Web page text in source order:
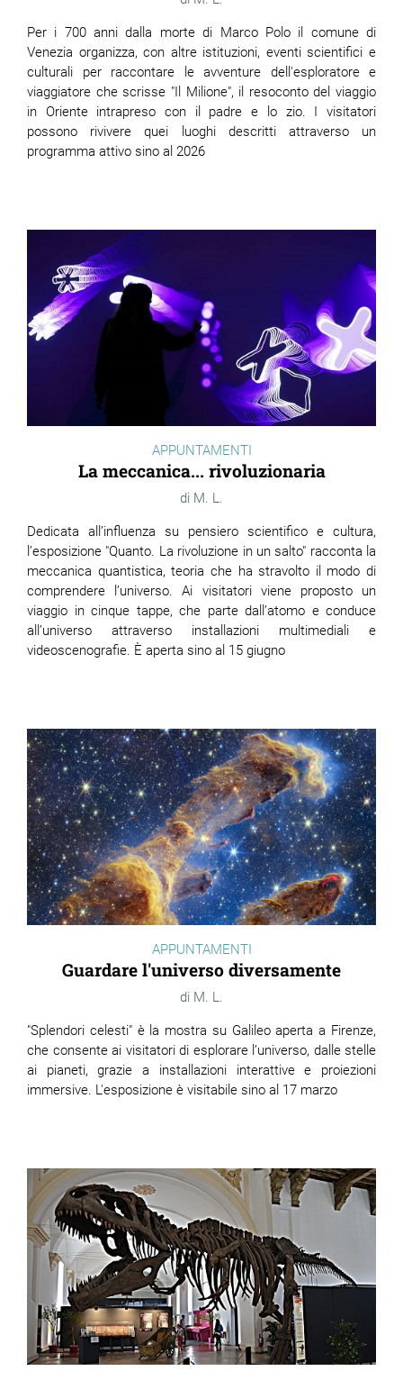
Per i 700 anni dalla morte di Marco Polo il comune di
Venezia organizza, con altre istituzioni, eventi scientifici e
culturali per raccontare le avventure dell'esploratore e
viaggiatore che scrisse "Il Milione", il resoconto del viaggio
in Oriente intrapreso con il padre e lo zio. I visitatori
possono rivivere quei luoghi descritti attraverso un
programma attivo sino al 2026
APPUNTAMENTI
La meccanica... rivoluzionaria
M. L.
Dedicata all’influenza su pensiero scientifico e cultura,
l’esposizione "Quanto. La rivoluzione in un salto" racconta la
meccanica quantistica, teoria che ha stravolto il modo di
comprendere l’universo. Ai visitatori viene proposto un
viaggio in cinque tappe, che parte dall’atomo e conduce
all’universo attraverso installazioni multimediali e
videoscenografie. È aperta sino al 15 giugno
APPUNTAMENTI
Guardare l'universo diversamente
M. L.
"Splendori celesti" è la mostra su Galileo aperta a Firenze,
che consente ai visitatori di esplorare l’universo, dalle stelle
ai pianeti, grazie a installazioni interattive e proiezioni
immersive. L'esposizione è visitabile sino al 17 marzo